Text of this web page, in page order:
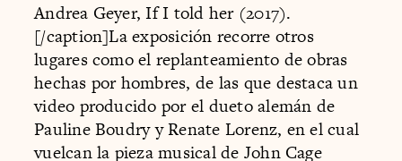
Andrea Geyer, If I told her (2017).
[/caption]La exposición recorre otros
lugares como el replanteamiento de obras
hechas por hombres, de las que destaca un
video producido por el dueto alemán de
Pauline Boudry y Renate Lorenz, en el cual
vuelcan la pieza musical de John Cage